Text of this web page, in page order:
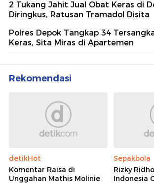
2 Tukang Jahit Jual Obat Keras di
Diringkus, Ratusan Tramadol Disita
Polres Depok Tangkap 34
Keras, Sita Miras di Apartemen
Rekomendasi
detikHot
Komentar Raisa di
Unggahan Mathis Molinie
Sepakbola
Rizky
Indonesia